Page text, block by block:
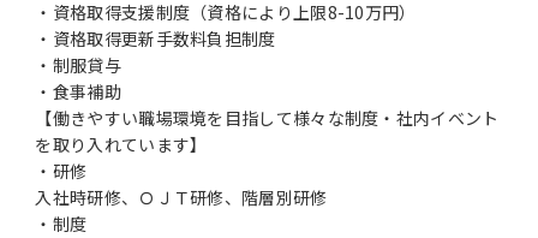
・資格取得支援制度（資格により上限8-10万円）
・資格取得更新手数料負担制度
・制服貸与
・食事補助
【働きやすい職場環境を目指して様々な制度・社内イベント
を取り入れています】
・研修
入社時研修、ＯＪＴ研修、階層別研修
・制度